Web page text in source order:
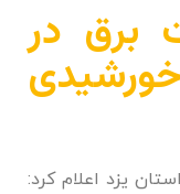
برق در
یزد اعلام کرد: